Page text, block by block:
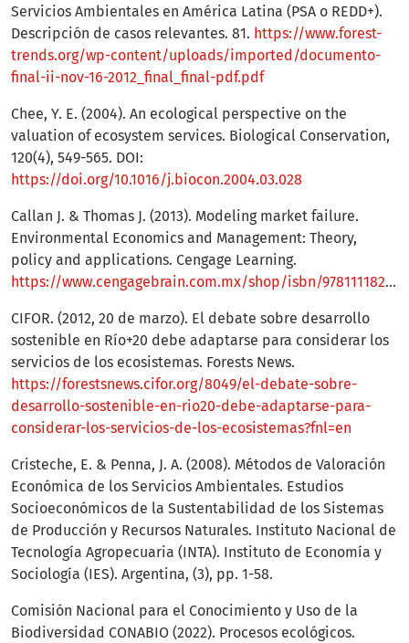
Servicios Ambientales en América Latina (PSA o REDD+).
Descripción de casos relevantes. 81. https://www.forest-
trends.org/wp-content/uploads/imported/documento-
final-ii-nov-16-2012_final_final-pdf.pdf
Chee, Y. E. (2004). An ecological perspective on the
valuation of ecosystem services. Biological Conservation,
120(4), 549-565. DOI:
https://doi.org/10.1016/j.biocon.2004.03.028
Callan J. & Thomas J. (2013). Modeling market failure.
Environmental Economics and Management: Theory,
policy and applications. Cengage Learning.
https://www.cengagebrain.com.mx/shop/isbn/9781111826673
CIFOR. (2012, 20 de marzo). El debate sobre desarrollo
sostenible en Río+20 debe adaptarse para considerar los
servicios de los ecosistemas. Forests News.
https://forestsnews.cifor.org/8049/el-debate-sobre-
desarrollo-sostenible-en-rio20-debe-adaptarse-para-
considerar-los-servicios-de-los-ecosistemas?fnl=en
Cristeche, E. & Penna, J. A. (2008). Métodos de Valoración
Económica de los Servicios Ambientales. Estudios
Socioeconómicos de la Sustentabilidad de los Sistemas
de Producción y Recursos Naturales. Instituto Nacional de
Tecnología Agropecuaria (INTA). Instituto de Economía y
Sociología (IES). Argentina, (3), pp. 1-58.
Comisión Nacional para el Conocimiento y Uso de la
Biodiversidad CONABIO (2022). Procesos ecológicos.